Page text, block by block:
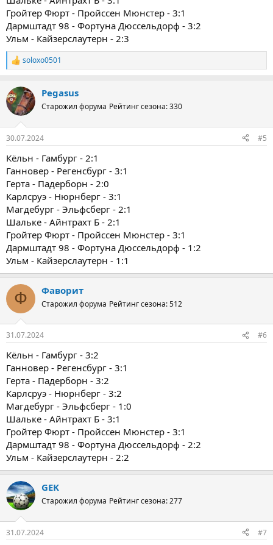
Гройтер Фюрт - Пройссен Мюнстер - 3:1
Дармштадт 98 - Фортуна Дюссельдорф - 3:2
Ульм - Кайзерслаутерн - 2:3
Р
е
к
ц
и
soloxo0501
Pegasus
Старожил форума Рейтинг сезона: 330
30.07.2024 #5
Кёльн - Гамбург - 2:1
Ганновер - Регенсбург - 3:1
Герта - Падерборн - 2:0
Карлсруэ - Нюрнберг - 3:1
Магдебург - Эльфсберг - 2:1
Шальке - Айнтрахт Б - 2:1
Гройтер Фюрт - Пройссен Мюнстер - 3:1
Дармштадт 98 - Фортуна Дюссельдорф - 1:2
Ульм - Кайзерслаутерн - 1:1
Ф Фаворит
Старожил форума Рейтинг сезона: 512
31.07.2024 #6
Кёльн - Гамбург - 3:2
Ганновер - Регенсбург - 3:1
Герта - Падерборн - 3:2
Карлсруэ - Нюрнберг - 3:2
Магдебург - Эльфсберг - 1:0
Шальке - Айнтрахт Б - 3:1
Гройтер Фюрт - Пройссен Мюнстер - 3:1
Дармштадт 98 - Фортуна Дюссельдорф - 2:2
Ульм - Кайзерслаутерн - 2:2
GEK
Старожил форума Рейтинг сезона: 277
31.07.2024 #7